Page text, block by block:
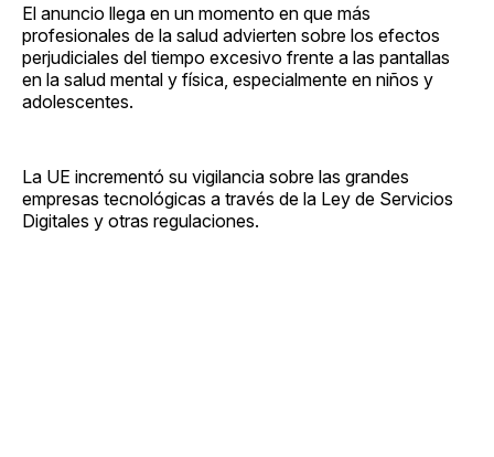
El anuncio llega en un momento en que más
profesionales de la salud advierten sobre los efectos
perjudiciales del tiempo excesivo frente a las pantallas
en la salud mental y física, especialmente en niños y
adolescentes.
La UE incrementó su vigilancia sobre las grandes
empresas tecnológicas a través de la Ley de Servicios
Digitales y otras regulaciones.